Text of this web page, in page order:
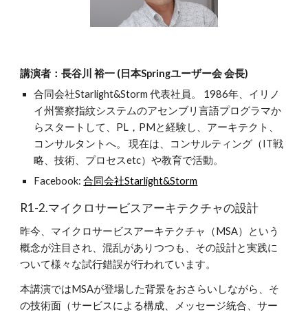
講演者：長谷川 裕一 (日本Springユーザー会 会長)
合同会社Starlight&Storm 代表社員。 1986年、イリノ
イ州警察指紋システムのアセンブリ言語プログラマか
らスタートして、PL，PMと経験し、アーキテクト、
コンサルタントへ。 現在は、コンサルティング（IT戦
略、技術、プロセスetc）や教育で活動。
Facebook: 合同会社Starlight&Storm
R1-2.マイクロサービスアーキテクチャの設計
昨今、マイクロサービスアーキテクチャ（MSA）という
概念が注目され、混乱がありつつも、その設計と実践に
ついて様々な試行錯誤が行われています。
本講演ではMSAが登場した背景をおさらいしながら、そ
の技術面（サービスによる構成、メッセージ統合、サー